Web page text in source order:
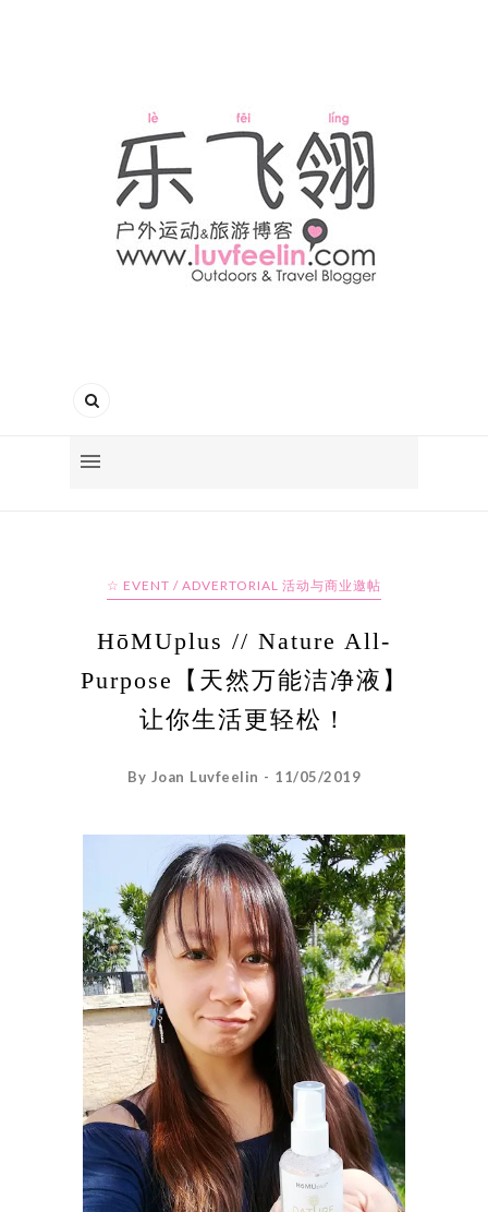
☆ EVENT / ADVERTORIAL 活动与商业邀帖
HōMUplus // Nature All-
Purpose【天然万能洁净液】
让你生活更轻松！
By Joan Luvfeelin - 11/05/2019